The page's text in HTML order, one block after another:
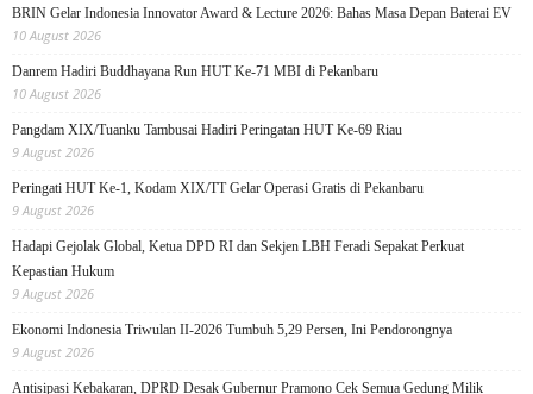
BRIN Gelar Indonesia Innovator Award & Lecture 2026: Bahas Masa Depan Baterai EV
10 August 2026
Danrem Hadiri Buddhayana Run HUT Ke-71 MBI di Pekanbaru
10 August 2026
Pangdam XIX/Tuanku Tambusai Hadiri Peringatan HUT Ke-69 Riau
9 August 2026
Peringati HUT Ke-1, Kodam XIX/TT Gelar Operasi Gratis di Pekanbaru
9 August 2026
Hadapi Gejolak Global, Ketua DPD RI dan Sekjen LBH Feradi Sepakat Perkuat
Kepastian Hukum
9 August 2026
Ekonomi Indonesia Triwulan II-2026 Tumbuh 5,29 Persen, Ini Pendorongnya
9 August 2026
Antisipasi Kebakaran, DPRD Desak Gubernur Pramono Cek Semua Gedung Milik